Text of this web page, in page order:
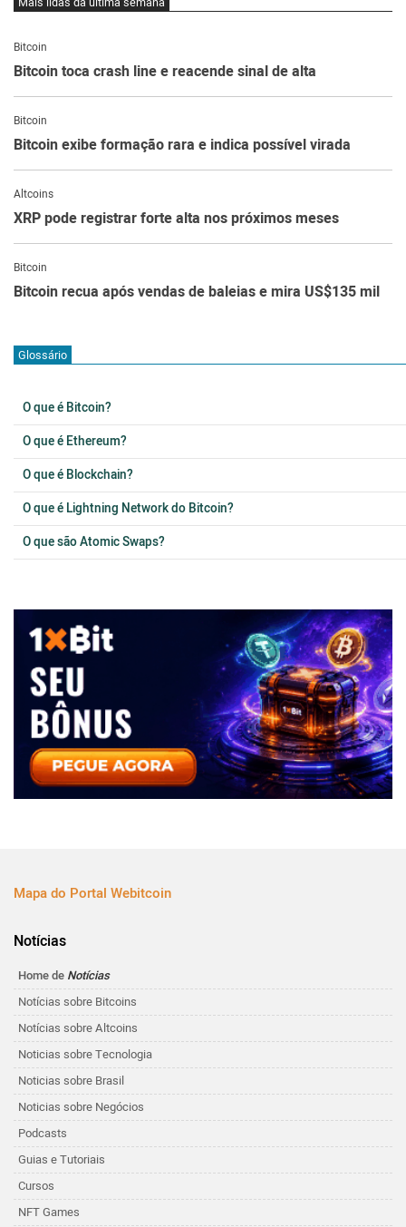
Bitcoin
Bitcoin toca crash line e reacende sinal de alta
Bitcoin
Bitcoin exibe formação rara e indica possível virada
Altcoins
XRP pode registrar forte alta nos próximos meses
Bitcoin
Bitcoin recua após vendas de baleias e mira US$135 mil
Glossário
O que é Bitcoin?
O que é Ethereum?
O que é Blockchain?
O que é Lightning Network do Bitcoin?
O que são Atomic Swaps?
Mapa do Portal Webitcoin
Notícias
Home de Notícias
Notícias sobre Bitcoins
Notícias sobre Altcoins
Noticias sobre Tecnologia
Noticias sobre Brasil
Noticias sobre Negócios
Podcasts
Guias e Tutoriais
Cursos
NFT Games